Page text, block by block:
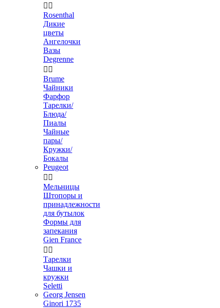
 
Rosenthal
Дикие
цветы
Ангелочки
Вазы
Degrenne
 
Brume
Чайники
Фарфор
Тарелки/
Блюда/
Пиалы
Чайные
пары/
Кружки/
Бокалы
Peugeot
 
Мельницы
Штопоры и
принадлежности
для бутылок
Формы для
запекания
Gien France
 
Тарелки
Чашки и
кружки
Seletti
Georg Jensen
Ginori 1735